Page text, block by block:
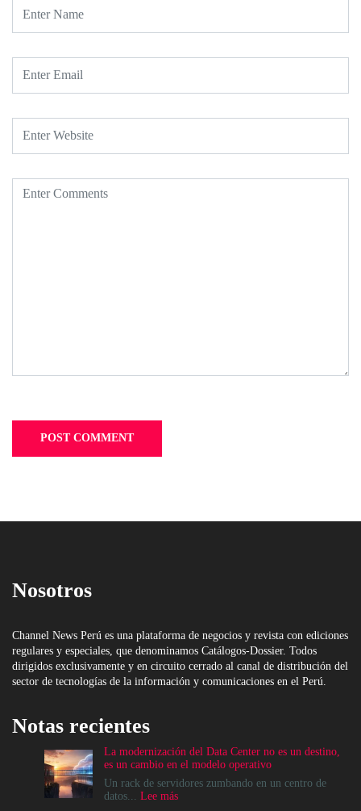
Nosotros
Channel News Perú es una plataforma de negocios y revista con ediciones
regulares y especiales, que denominamos Catálogos-Dossier. Todos
dirigidos exclusivamente y en circuito cerrado al canal de distribución del
sector de tecnologías de la información y comunicaciones en el Perú.
Notas recientes
La modernización del Data Center no es un destino,
es un cambio en el modelo operativo
Un rack de servidores zumbando en un centro de
datos... Lee más: